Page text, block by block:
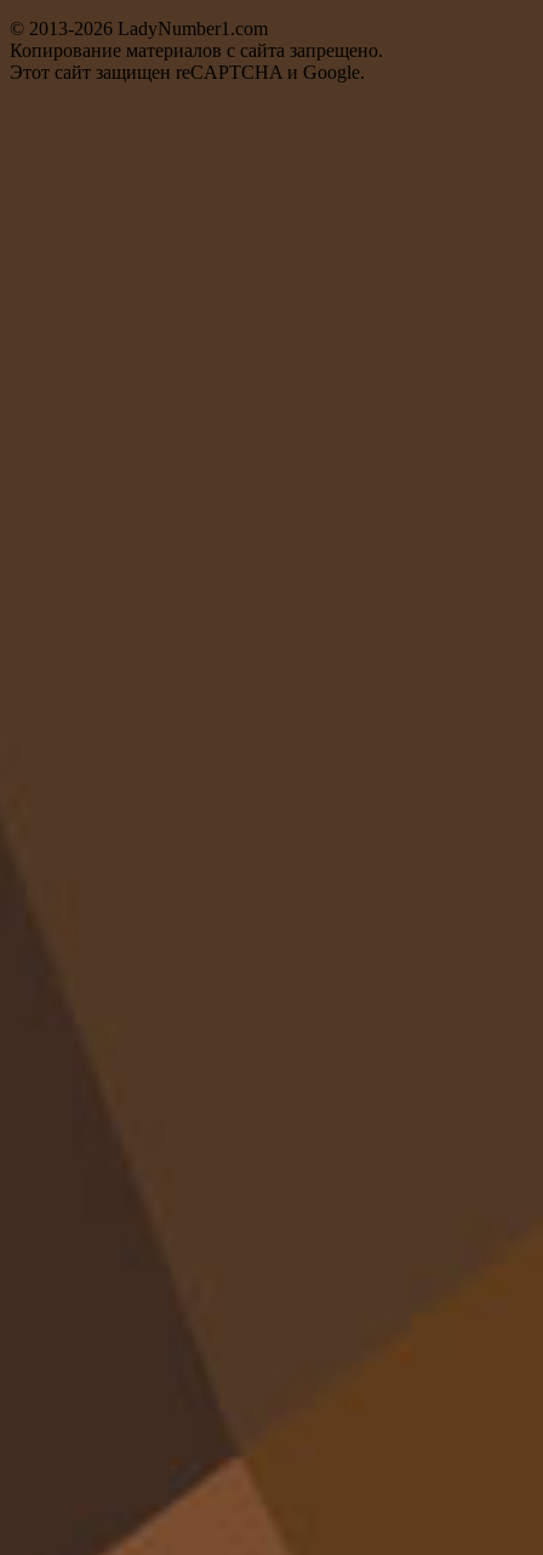
© 2013-2026 LadyNumber1.com
Копирование материалов c сайта запрещено.
Этот сайт защищен reCAPTCHA и Google.